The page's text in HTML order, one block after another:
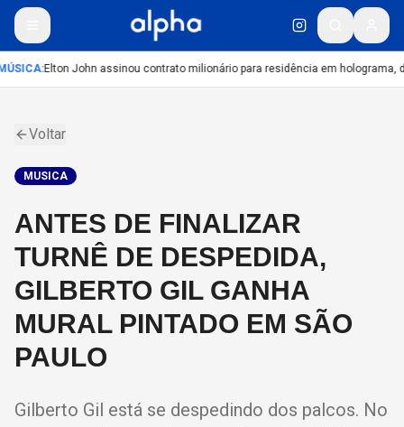
:Elton John assinou contrato milionário para residência em holograma,
Voltar
MUSICA
ANTES DE FINALIZAR
TURNÊ DE DESPEDIDA,
GILBERTO GIL GANHA
MURAL PINTADO EM SÃO
PAULO
Gilberto Gil está se despedindo dos palcos. No